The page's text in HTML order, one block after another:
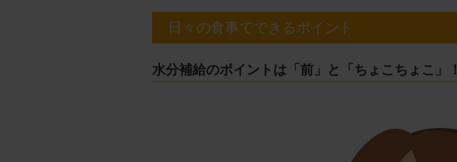
日々の食事でできるポイント
水分補給のポイントは「前」と「ちょこちょこ」！